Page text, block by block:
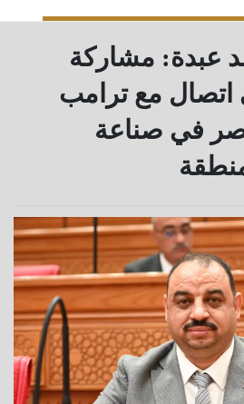
عبدة: مشاركة
اتصال مع ترامب
في صناعة